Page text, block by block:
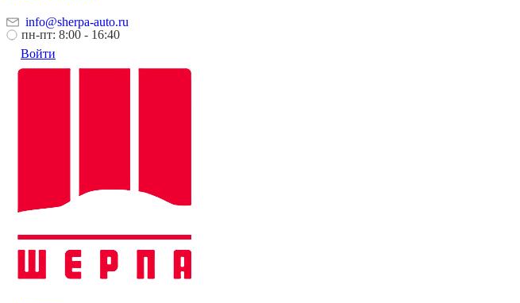
info@sherpa-auto.ru
пн-пт: 8:00 - 16:40
Войти